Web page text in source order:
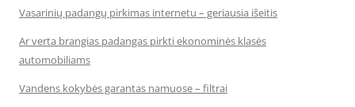
Vasarinių padangų pirkimas internetu – geriausia išeitis
Ar verta brangias padangas pirkti ekonominės klasės
automobiliams
Vandens kokybės garantas namuose – filtrai